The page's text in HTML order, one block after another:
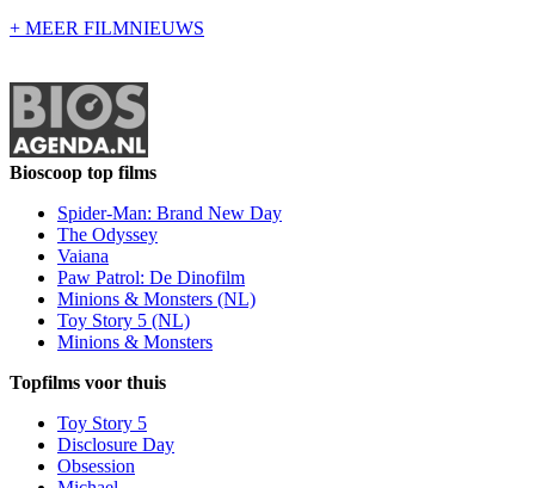
+ MEER FILMNIEUWS
Bioscoop top films
Spider-Man: Brand New Day
The Odyssey
Vaiana
Paw Patrol: De Dinofilm
Minions & Monsters (NL)
Toy Story 5 (NL)
Minions & Monsters
Topfilms voor thuis
Toy Story 5
Disclosure Day
Obsession